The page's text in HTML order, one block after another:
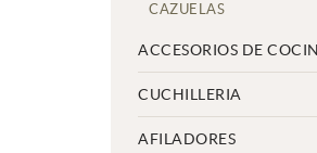
CAZUELAS
ACCESORIOS DE
CUCHILLERIA
AFILADORES